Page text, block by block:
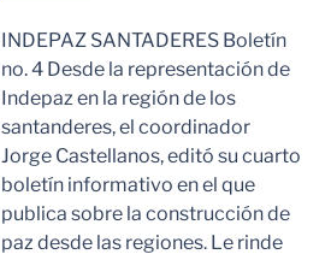
INDEPAZ SANTADERES Boletín
no. 4 Desde la representación de
Indepaz en la región de los
santanderes, el coordinador
Jorge Castellanos, editó su cuarto
boletín informativo en el que
publica sobre la construcción de
paz desde las regiones. Le rinde